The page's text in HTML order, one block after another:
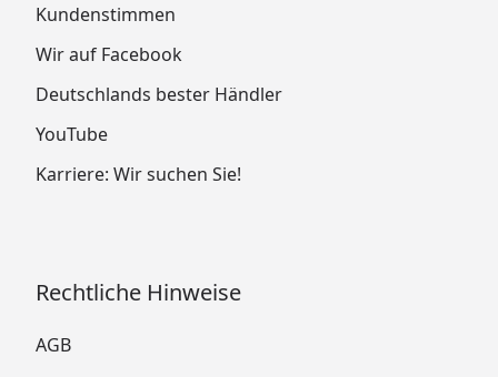
Kundenstimmen
Wir auf Facebook
Deutschlands bester Händler
YouTube
Karriere: Wir suchen Sie!
Rechtliche Hinweise
AGB